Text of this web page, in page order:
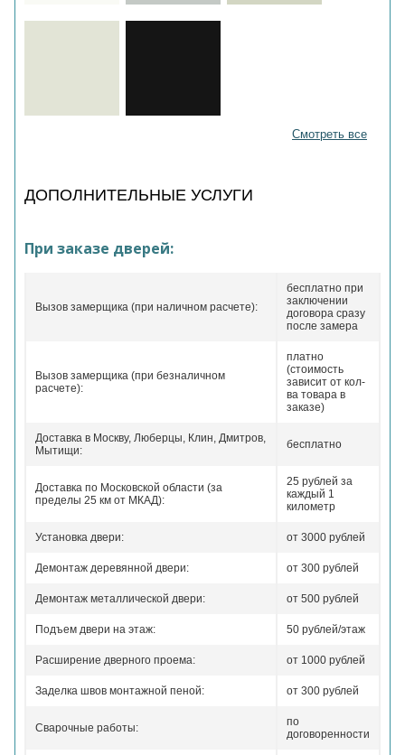
Смотреть все
ДОПОЛНИТЕЛЬНЫЕ УСЛУГИ
При заказе дверей:
Вызов замерщика (при наличном расчете):
бесплатно при
заключении
договора сразу
после замера
Вызов замерщика (при безналичном
расчете):
платно
(стоимость
зависит от кол-
ва товара в
заказе)
Доставка в Москву, Люберцы, Клин, Дмитров,
Мытищи:
бесплатно
Доставка по Московской области (за
пределы 25 км от МКАД):
25 рублей за
каждый 1
километр
Установка двери: от 3000 рублей
Демонтаж деревянной двери: от 300 рублей
Демонтаж металлической двери: от 500 рублей
Подъем двери на этаж: 50 рублей/этаж
Расширение дверного проема: от 1000 рублей
Заделка швов монтажной пеной: от 300 рублей
Сварочные работы:
по
договоренности